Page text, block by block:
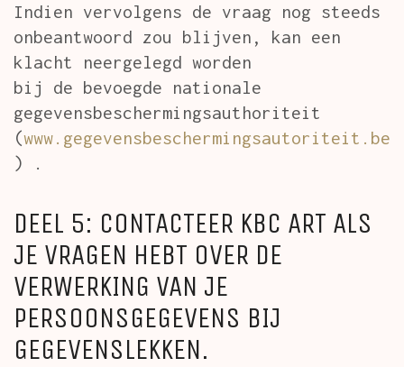
Indien vervolgens de vraag nog steeds
onbeantwoord zou blijven, kan een
klacht neergelegd worden
bij de bevoegde nationale
gegevensbeschermingsauthoriteit
(www.gegevensbeschermingsautoriteit.be
) .
DEEL 5: CONTACTEER KBC ART ALS
JE VRAGEN HEBT OVER DE
VERWERKING VAN JE
PERSOONSGEGEVENS BIJ
GEGEVENSLEKKEN.